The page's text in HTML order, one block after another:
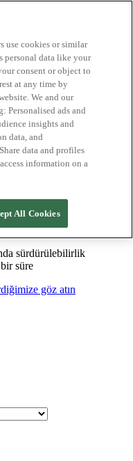
ve iyi
sürdürülebilirlik
süre
göz atın
use cookies or similar
personal data like your
consent or object to
at any time by
We and our
Personalised ads and
insights and
data, and
data and profiles
information on a
All Cookies